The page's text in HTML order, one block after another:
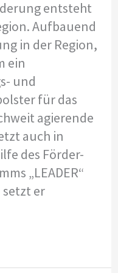
entsteht
Aufbauend
in der Region,
ein
und
für das
agierende
auch in
des Förder-
„LEADER“
er